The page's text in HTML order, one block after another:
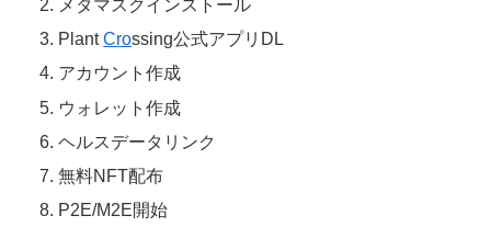
メタマスクインストール
PlantCrossing公式アプリDL
アカウント作成
ウォレット作成
ヘルスデータリンク
無料NFT配布
P2E/M2E開始